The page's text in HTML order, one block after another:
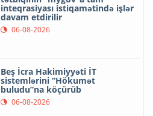
inteqrasiyası istiqamətində işlər
davam etdirilir
06-08-2026
Beş İcra Hakimiyyəti İT
sistemlərini “Hökumət
buludu”na köçürüb
06-08-2026